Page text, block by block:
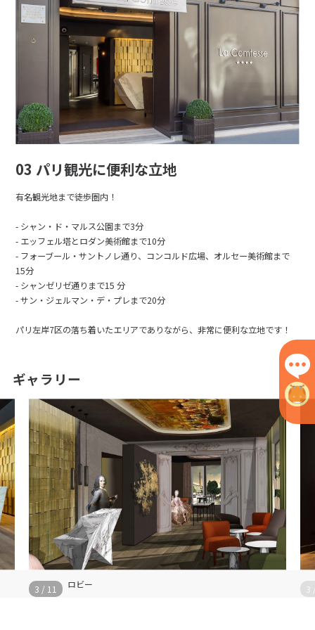
03 パリ観光に便利な立地
有名観光地まで徒歩圏内！
- シャン・ド・マルス公園まで3分
- エッフェル塔とロダン美術館まで10分
- フォーブール・サントノレ通り、コンコルド広場、オルセー美術館まで
15分
- シャンゼリゼ通りまで15 分
- サン・ジェルマン・デ・プレまで20分
パリ左岸7区の落ち着いたエリアでありながら、非常に便利な立地です！
ギャラリー
ロビー
3 / 11 3